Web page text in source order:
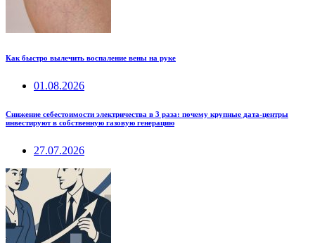
Как быстро вылечить воспаление вены на руке
01.08.2026
Снижение себестоимости электричества в 3 раза: почему крупные дата-центры
инвестируют в собственную газовую генерацию
27.07.2026